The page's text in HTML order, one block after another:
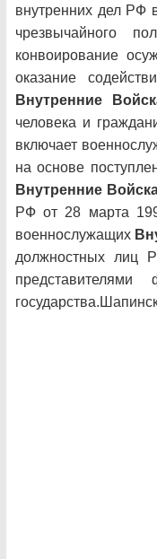
внутренних дел РФ
чрезвычайного
конвоирование
оказание
Внутренние
человека и
включает
на основе
Внутренние
РФ от 28 марта
военнослужащих
должностных лиц